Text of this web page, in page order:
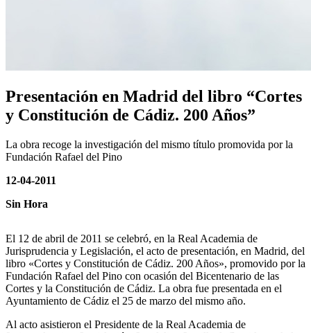
Presentación en Madrid del libro “Cortes
y Constitución de Cádiz. 200 Años”
La obra recoge la investigación del mismo título promovida por la
Fundación Rafael del Pino
12-04-2011
Sin Hora
El 12 de abril de 2011 se celebró, en la Real Academia de
Jurisprudencia y Legislación, el acto de presentación, en Madrid, del
libro «Cortes y Constitución de Cádiz. 200 Años», promovido por la
Fundación Rafael del Pino con ocasión del Bicentenario de las
Cortes y la Constitución de Cádiz. La obra fue presentada en el
Ayuntamiento de Cádiz el 25 de marzo del mismo año.
Al acto asistieron el Presidente de la Real Academia de